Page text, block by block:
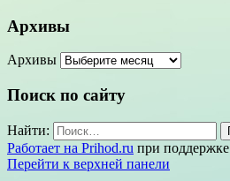
Архивы
Архивы
Поиск по сайту
Найти:
Работает на Prihod.ru при поддержке
Перейти к верхней панели